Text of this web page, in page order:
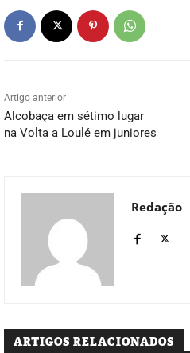
Artigo anterior
Alcobaça em sétimo lugar
na Volta a Loulé em juniores
Redação
ARTIGOS RELACIONADOS